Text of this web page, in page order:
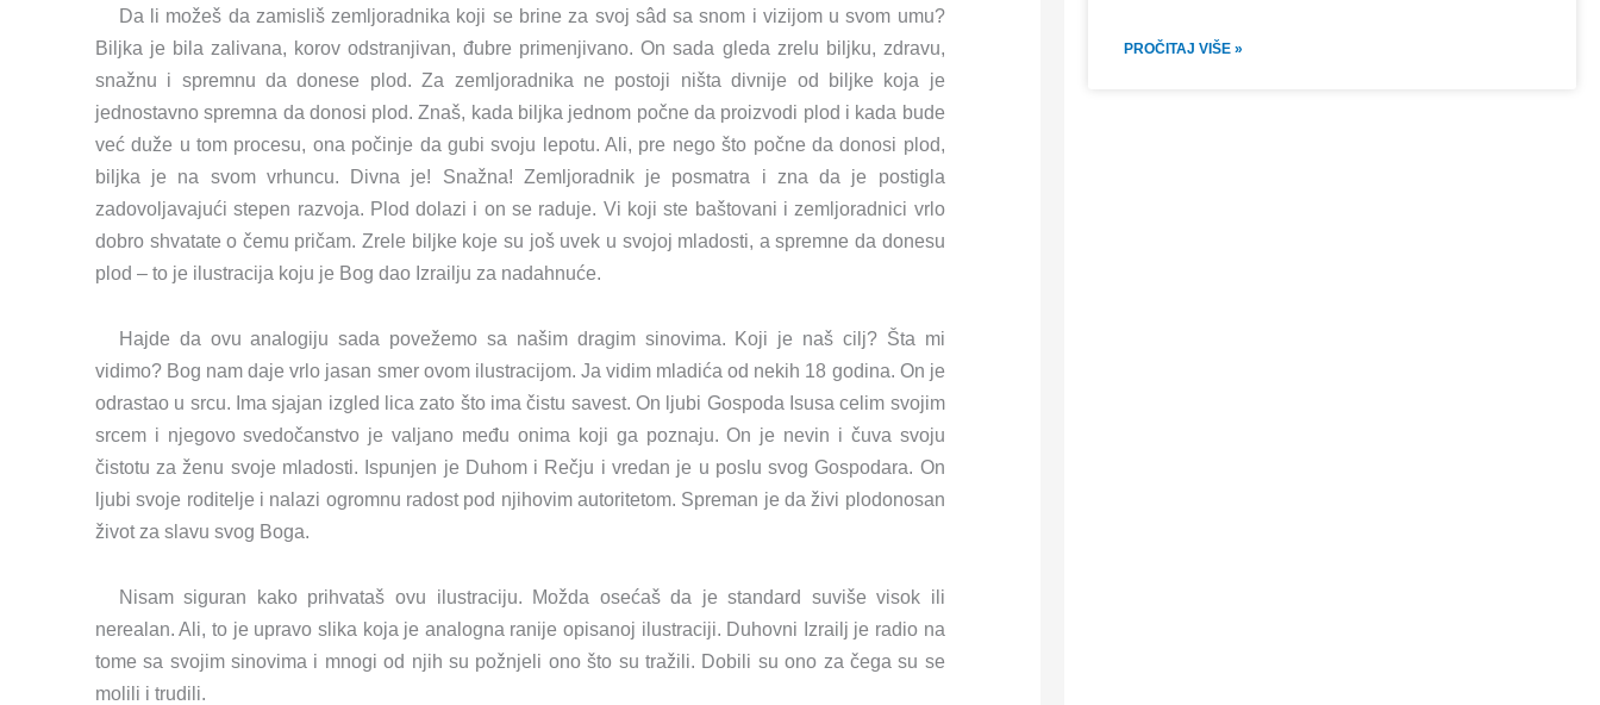
Da li možeš da zamisliš zemljoradnika koji se brine za svoj sâd sa snom i vizijom u svom umu?
Biljka je bila zalivana, korov odstranjivan, đubre primenjivano. On sada gleda zrelu biljku, zdravu,
snažnu i spremnu da donese plod. Za zemljoradnika ne postoji ništa divnije od biljke koja je
jednostavno spremna da donosi plod. Znaš, kada biljka jednom počne da proizvodi plod i kada bude
već duže u tom procesu, ona počinje da gubi svoju lepotu. Ali, pre nego što počne da donosi plod,
biljka je na svom vrhuncu. Divna je! Snažna! Zemljoradnik je posmatra i zna da je postigla
zadovoljavajući stepen razvoja. Plod dolazi i on se raduje. Vi koji ste baštovani i zemljoradnici vrlo
dobro shvatate o čemu pričam. Zrele biljke koje su još uvek u svojoj mladosti, a spremne da donesu
plod – to je ilustracija koju je Bog dao Izrailju za nadahnuće.
Hajde da ovu analogiju sada povežemo sa našim dragim sinovima. Koji je naš cilj? Šta mi
vidimo? Bog nam daje vrlo jasan smer ovom ilustracijom. Ja vidim mladića od nekih 18 godina. On je
odrastao u srcu. Ima sjajan izgled lica zato što ima čistu savest. On ljubi Gospoda Isusa celim svojim
srcem i njegovo svedočanstvo je valjano među onima koji ga poznaju. On je nevin i čuva svoju
čistotu za ženu svoje mladosti. Ispunjen je Duhom i Rečju i vredan je u poslu svog Gospodara. On
ljubi svoje roditelje i nalazi ogromnu radost pod njihovim autoritetom. Spreman je da živi plodonosan
život za slavu svog Boga.
Nisam siguran kako prihvataš ovu ilustraciju. Možda osećaš da je standard suviše visok ili
nerealan. Ali, to je upravo slika koja je analogna ranije opisanoj ilustraciji. Duhovni Izrailj je radio na
tome sa svojim sinovima i mnogi od njih su požnjeli ono što su tražili. Dobili su ono za čega su se
molili i trudili.
PROČITAJ VIŠE »